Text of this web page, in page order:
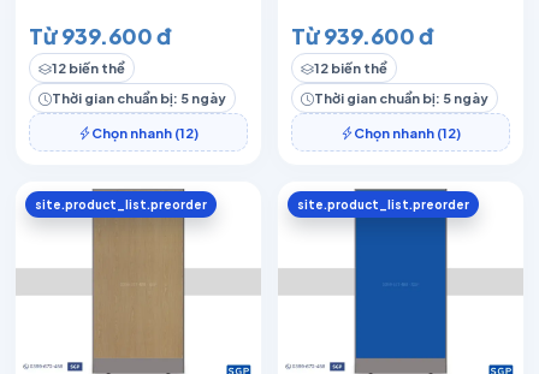
Từ 939.600 đ
12 biến thể
Thời gian chuẩn bị: 5 ngày
Chọn nhanh (12)
Từ 939.600 đ
12 biến thể
Thời gian chuẩn bị: 5 ngày
Chọn nhanh (12)
site.product_list.preorder site.product_list.preorder